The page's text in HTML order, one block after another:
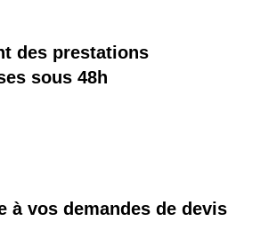
des prestations
sous 48h
à vos demandes de devis